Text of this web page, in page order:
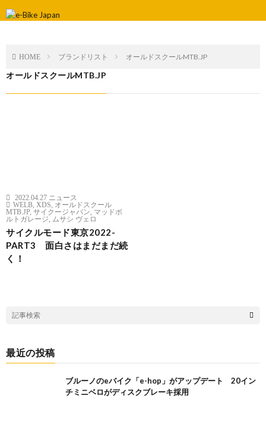
HOME ブランドリスト オールドスクールMTB.JP
オールドスクールMTB.JP
2022.04.27 ニュース
WELB XDS オールドスクール
MTB.JP サイクージャパン マッドボ
ルトガレージ
ムサシ ヴェロ
サイクルモード東京2022-
PART3 面白さはまだまだ続
く！
最近の投稿
ブルーノのeバイク「e-hop」がアップデート 20イン
チミニベロがディスクブレーキ採用